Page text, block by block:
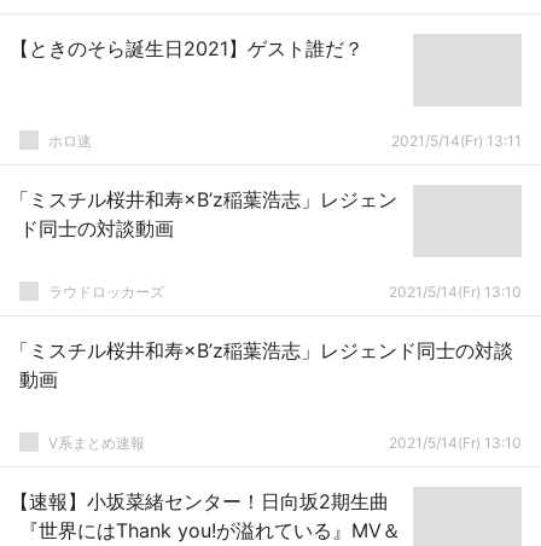
【ときのそら誕生日2021】ゲスト誰だ？
ホロ速 2021/5/14(Fr) 13:11
「ミスチル桜井和寿×B’z稲葉浩志」レジェン
ド同士の対談動画
ラウドロッカーズ 2021/5/14(Fr) 13:10
「ミスチル桜井和寿×B’z稲葉浩志」レジェンド同士の対談
動画
V系まとめ速報 2021/5/14(Fr) 13:10
【速報】小坂菜緒センター！日向坂2期生曲
『世界にはThank you!が溢れている』MV＆